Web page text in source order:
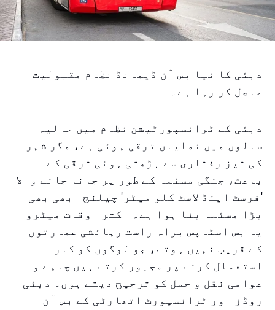
دبئی کا نیا بس آن ڈیمانڈ نظام مقبولیت
حاصل کر رہا ہے۔
دبئی کے ٹرانسپورٹیشن نظام میں حالیہ
سالوں میں نمایاں ترقی ہوئی ہے، مگر شہر
کی تیز رفتاری سے بڑھتی ہوئی ترقی کے
باعث، جنگی مسئلہ کے طور پر جانا جانے والا
'فرسٹ اینڈ لاسٹ کلو میٹر' چیلنج ابھی بھی
بڑا مسئلہ بنا ہوا ہے۔ اکثر اوقات میٹرو
یا بس اسٹاپس براہ راست رہائشی عمارتوں
کے قریب نہیں ہوتے، جو لوگوں کو کار
استعمال کرنے پر مجبور کرتے ہیں چاہے وہ
عوامی نقل و حمل کو ترجیح دیتے ہوں۔ دبئی
روڈز اور ٹرانسپورٹ اتھارٹی کے بس آن